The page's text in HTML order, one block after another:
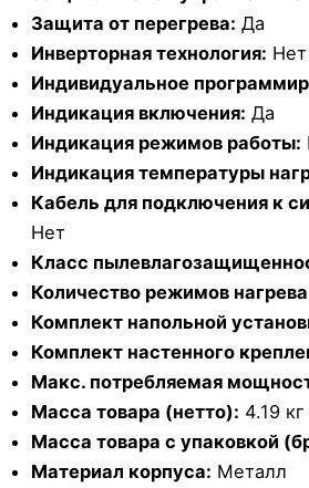
Защита от перегрева: Да
Инверторная технология: Нет
Индивидуальное
Индикация включения: Да
Индикация режимов работы:
Индикация температуры
Кабель для подключения к
Нет
Класс
Количество режимов
Комплект напольной
Комплект настенного
Макс. потребляемая
Масса товара (нетто): 4.19 кг
Масса товара с упаковкой
Материал корпуса: Металл